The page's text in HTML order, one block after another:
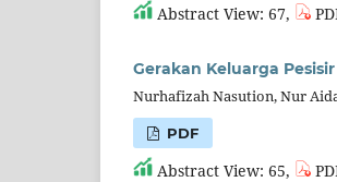
Abstract View: 67,
Gerakan Keluarga
Nurhafizah Nasution, Nur
PDF
Abstract View: 65,